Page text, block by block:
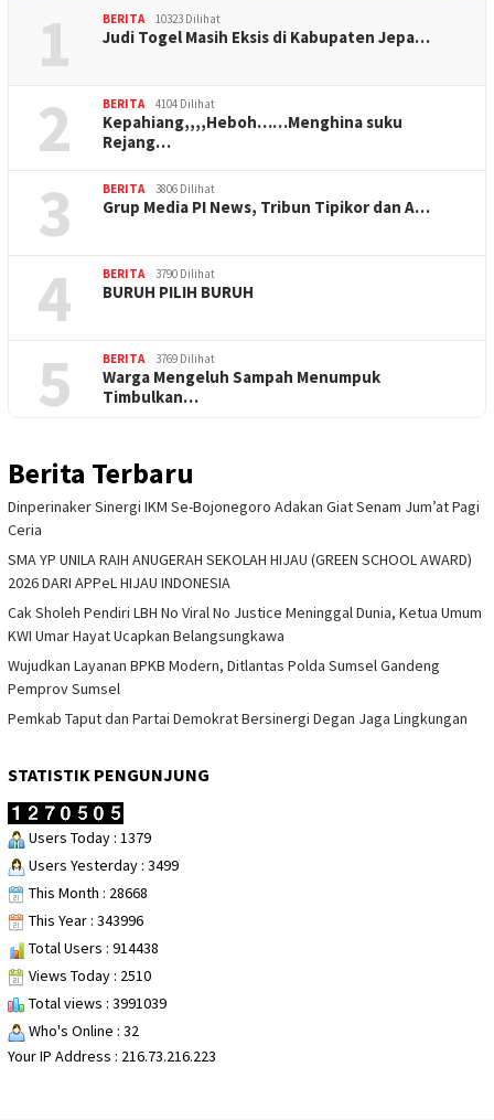
1 BERITA 10323 Dilihat
Judi Togel Masih Eksis di Kabupaten Jepa…
2 BERITA 4104 Dilihat
Kepahiang,,,,Heboh……Menghina suku
Rejang…
3 BERITA 3806 Dilihat
Grup Media PI News, Tribun Tipikor dan A…
4 BERITA 3790 Dilihat
BURUH PILIH BURUH
5 BERITA 3769 Dilihat
Warga Mengeluh Sampah Menumpuk
Timbulkan…
Berita Terbaru
Dinperinaker Sinergi IKM Se-Bojonegoro Adakan Giat Senam Jum’at Pagi
Ceria
SMA YP UNILA RAIH ANUGERAH SEKOLAH HIJAU (GREEN SCHOOL AWARD)
2026 DARI APPeL HIJAU INDONESIA
Cak Sholeh Pendiri LBH No Viral No Justice Meninggal Dunia, Ketua Umum
KWI Umar Hayat Ucapkan Belangsungkawa
Wujudkan Layanan BPKB Modern, Ditlantas Polda Sumsel Gandeng
Pemprov Sumsel
Pemkab Taput dan Partai Demokrat Bersinergi Degan Jaga Lingkungan
STATISTIK PENGUNJUNG
Users Today : 1379
Users Yesterday : 3499
This Month : 28668
This Year : 343996
Total Users : 914438
Views Today : 2510
Total views : 3991039
Who's Online : 32
Your IP Address : 216.73.216.223